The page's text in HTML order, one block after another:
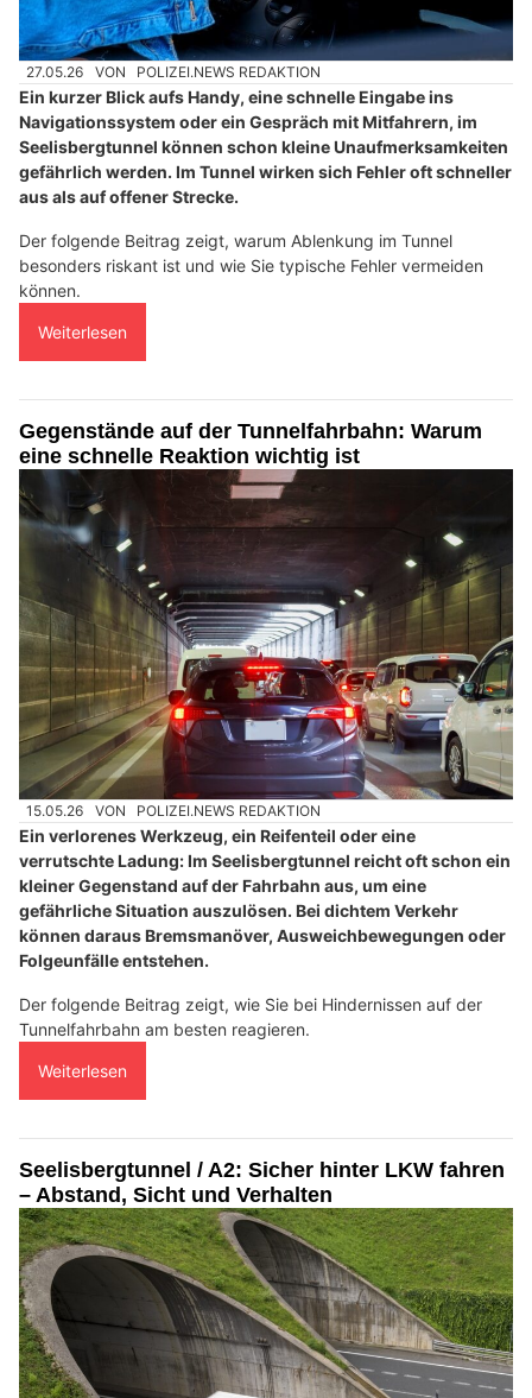
27.05.26 VON POLIZEI.NEWS REDAKTION
Ein kurzer Blick aufs Handy, eine schnelle Eingabe ins
Navigationssystem oder ein Gespräch mit Mitfahrern, im
Seelisbergtunnel können schon kleine Unaufmerksamkeiten
gefährlich werden. Im Tunnel wirken sich Fehler oft schneller
aus als auf offener Strecke.
Der folgende Beitrag zeigt, warum Ablenkung im Tunnel
besonders riskant ist und wie Sie typische Fehler vermeiden
können.
Weiterlesen
Gegenstände auf der Tunnelfahrbahn: Warum
eine schnelle Reaktion wichtig ist
15.05.26 VON POLIZEI.NEWS REDAKTION
Ein verlorenes Werkzeug, ein Reifenteil oder eine
verrutschte Ladung: Im Seelisbergtunnel reicht oft schon ein
kleiner Gegenstand auf der Fahrbahn aus, um eine
gefährliche Situation auszulösen. Bei dichtem Verkehr
können daraus Bremsmanöver, Ausweichbewegungen oder
Folgeunfälle entstehen.
Der folgende Beitrag zeigt, wie Sie bei Hindernissen auf der
Tunnelfahrbahn am besten reagieren.
Weiterlesen
Seelisbergtunnel / A2: Sicher hinter LKW fahren
– Abstand, Sicht und Verhalten